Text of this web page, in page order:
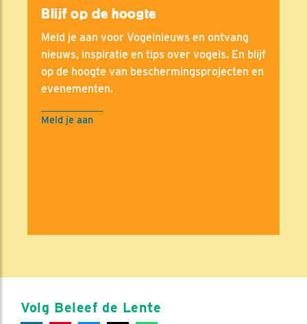
Blijf op de hoogte
Meld je aan voor Vogelnieuws en ontvang
nieuws, inspiratie en tips over vogels. En blijf
op de hoogte van beschermingsprojecten en
evenementen.
Meld je aan
Volg Beleef de Lente